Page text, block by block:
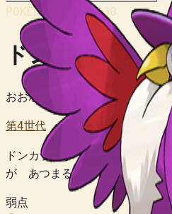
POKÉDEX No.#430
ドンカラス
おおボスポケモン
第4世代
ドンカラスが ひくいこえで
が あつまるため よるをまね
弱点